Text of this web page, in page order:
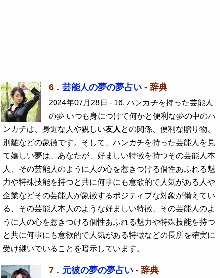
6． 芸能人の夢の夢占い - 辞典
2024年07月28日 - 16. ハンカチを持った芸能人
の夢 いつも身につけて何かと便利な夢の中のハ
ンカチは、身近な人や親しい友人 との関係、便利な贈り物、
別離などの象徴です。そして、ハンカチを持った芸能人を見
て嬉しい夢は、あなたが、好ましい特徴を持つその芸能人本
人、その芸能人のように人の心を惹きつける個性あふれる魅
力や特殊技能を持つと共に何事にも意欲的で人気がある人や
企業などその芸能人が象徴するポジティブな対象が備えてい
る、その芸能人本人のような好ましい特徴、その芸能人のよ
うに人の心を惹きつける個性あふれる魅力や特殊技能を持つ
と共に何事にも意欲的で人気がある特徴などの長所を確実に
受け継いでいることを暗示しています。
7． 元彼の夢の夢占い - 辞典